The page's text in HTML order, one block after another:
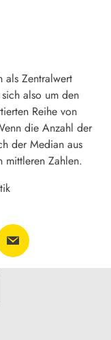
als Zentralwert
also um den
Reihe von
die Anzahl der
der Median aus
mittleren Zahlen.